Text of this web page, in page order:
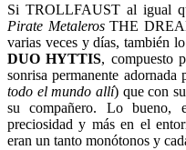
Si TROLLFAUST al igual
Pirate MetalerosTHE
varias veces y días, también
DUO HYTTIS, compuesto
sonrisa permanente
todo el mundo allí) que con
su compañero. Lo
preciosidad y más en el
eran un tanto monótonos y